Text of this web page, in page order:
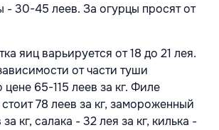
- 30-45 леев. За огурцы просят от
яиц варьируется от 18 до 21 лея.
от части туши
цене 65-115 леев за кг. Филе
78 леев за кг, замороженный
кг, салака - 32 лея за кг, килька -